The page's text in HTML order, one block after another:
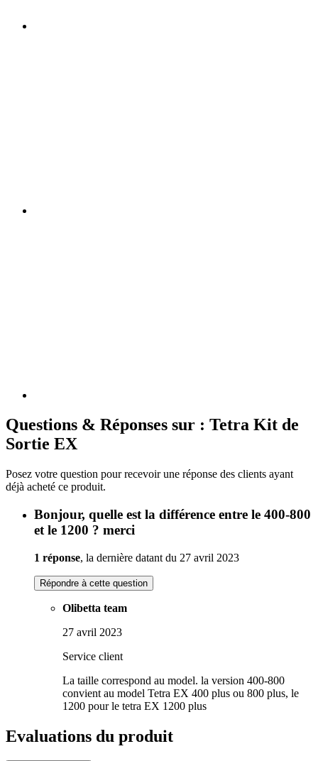
Questions & Réponses sur : Tetra Kit de
Sortie EX
Posez votre question pour recevoir une réponse des clients ayant
déjà acheté ce produit.
Bonjour, quelle est la différence entre le 400-800
et le 1200 ? merci
1 réponse, la dernière datant du 27 avril 2023
Répondre à cette question
Olibetta team
27 avril 2023
Service client
La taille correspond au model. la version 400-800
convient au model Tetra EX 400 plus ou 800 plus, le
1200 pour le tetra EX 1200 plus
Evaluations du produit